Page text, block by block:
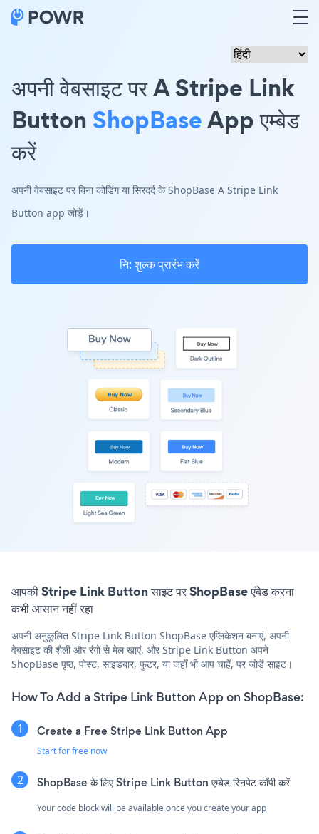
अपनी वेबसाइट पर A Stripe Link
ButtonShopBaseApp एम्बेड
करें
अपनी वेबसाइट पर बिना कोडिंग या सिरदर्द के ShopBase A Stripe Link
Button app जोड़ें।
नि: शुल्क प्रारंभ करें
आपकी Stripe Link Button साइट पर ShopBase एंबेड करना
कभी आसान नहीं रहा
अपनी अनुकूलित Stripe Link Button ShopBase एप्लिकेशन बनाएं, अपनी
वेबसाइट की शैली और रंगों से मेल खाएं, और Stripe Link Button अपने
ShopBase पृष्ठ, पोस्ट, साइडबार, फुटर, या जहाँ भी आप चाहें, पर जोड़ें साइट।
How To Add a Stripe Link Button App on ShopBase:
Create a Free Stripe Link Button App
Start for free now
ShopBase के लिए Stripe Link Button एम्बेड स्निपेट कॉपी करें
Your code block will be available once you create your app